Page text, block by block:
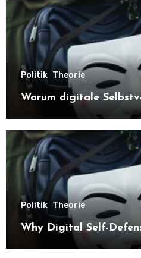
Politik Theorie
Warum digitale
Politik Theorie
Why Digital Self-